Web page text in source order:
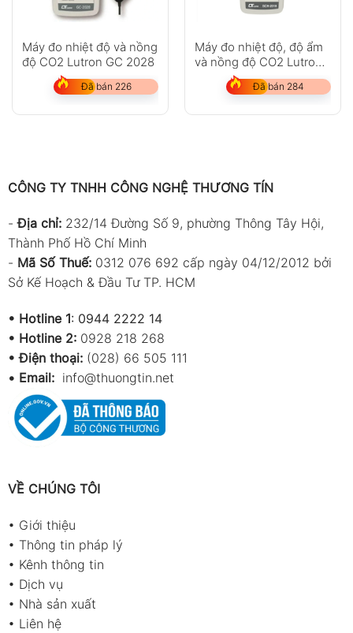
Máy đo nhiệt độ và nồng
độ CO2 Lutron GC 2028
Đã bán 226
Máy đo nhiệt độ, độ ẩm
và nồng độ CO2 Lutron
GCH-2018
Đã bán 284
CÔNG TY TNHH CÔNG NGHỆ THƯƠNG TÍN
-Địa chỉ: 232/14 Đường Số 9, phường Thông Tây Hội,
Thành Phố Hồ Chí Minh
- Mã Số Thuế: 0312 076 692 cấp ngày 04/12/2012 bởi
Sở Kế Hoạch & Đầu Tư TP. HCM
• Hotline 1: 0944 2222 14
• Hotline 2: 0928 218 268
• Điện thoại: (028) 66 505 111
• Email: info@thuongtin.net
VỀ CHÚNG TÔI
• Giới thiệu
• Thông tin pháp lý
• Kênh thông tin
• Dịch vụ
• Nhà sản xuất
• Liên hệ